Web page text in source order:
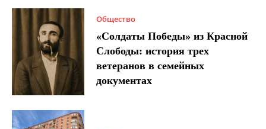
Общество
«Солдаты Победы» из Красной
Слободы: история трех
ветеранов в семейных
документах